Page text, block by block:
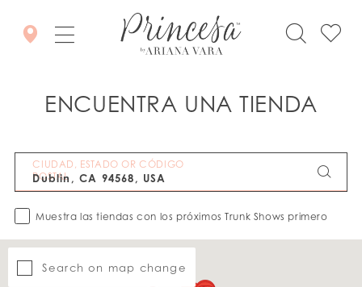
ENCUENTRA UNA TIENDA
CIUDAD, ESTADO OR CÓDIGO
POSTAL
Muestra las tiendas con los próximos Trunk Shows primero
Search on map change